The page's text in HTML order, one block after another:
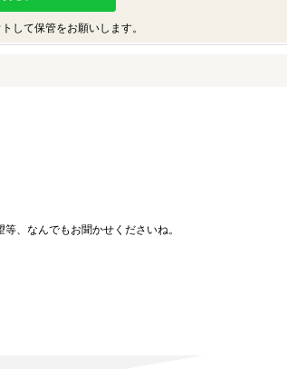
して保管をお願いします。
、なんでもお聞かせくださいね。